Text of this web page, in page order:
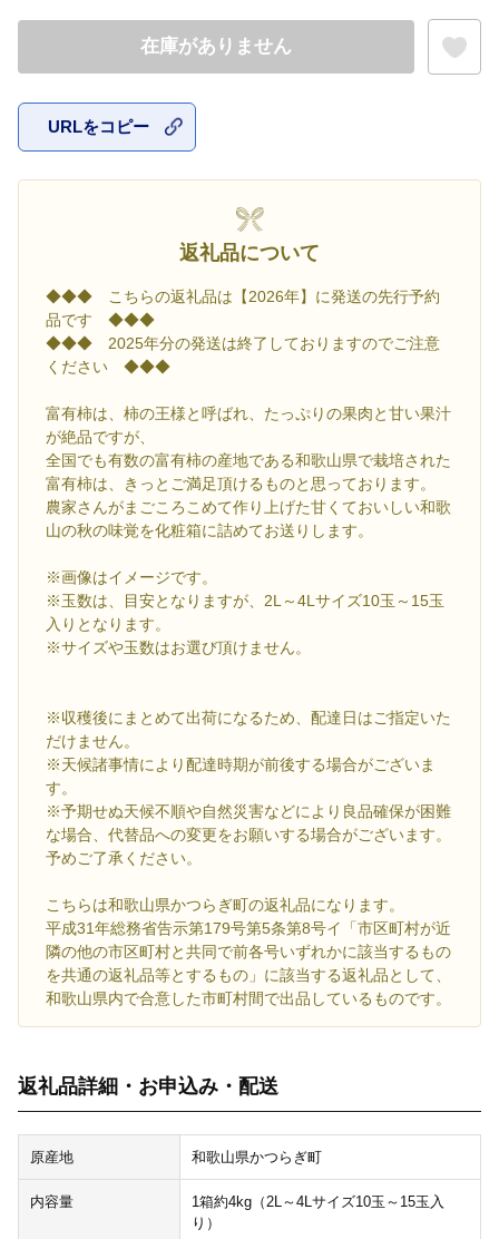
在庫がありません
URLをコピー
返礼品について
◆◆◆ こちらの返礼品は【2026年】に発送の先行予約
品です ◆◆◆
◆◆◆ 2025年分の発送は終了しておりますのでご注意
ください ◆◆◆
富有柿は、柿の王様と呼ばれ、たっぷりの果肉と甘い果汁
が絶品ですが、
全国でも有数の富有柿の産地である和歌山県で栽培された
富有柿は、きっとご満足頂けるものと思っております。
農家さんがまごころこめて作り上げた甘くておいしい和歌
山の秋の味覚を化粧箱に詰めてお送りします。
※画像はイメージです。
※玉数は、目安となりますが、2L～4Lサイズ10玉～15玉
入りとなります。
※サイズや玉数はお選び頂けません。
※収穫後にまとめて出荷になるため、配達日はご指定いた
だけません。
※天候諸事情により配達時期が前後する場合がございま
す。
※予期せぬ天候不順や自然災害などにより良品確保が困難
な場合、代替品への変更をお願いする場合がございます。
予めご了承ください。
こちらは和歌山県かつらぎ町の返礼品になります。
平成31年総務省告示第179号第5条第8号イ「市区町村が近
隣の他の市区町村と共同で前各号いずれかに該当するもの
を共通の返礼品等とするもの」に該当する返礼品として、
和歌山県内で合意した市町村間で出品しているものです。
返礼品詳細・お申込み・配送
原産地 和歌山県かつらぎ町
内容量
1箱約4kg（2L～4Lサイズ10玉～15玉入
り）